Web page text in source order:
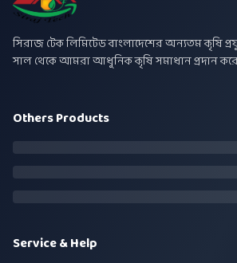
সিরাজ টেক লিমিটেড বাংলাদেশের অন্যতম কৃষি
সাল থেকে আমরা আধুনিক কৃষি সমাধান প্রদান
Others Products
Service & Help